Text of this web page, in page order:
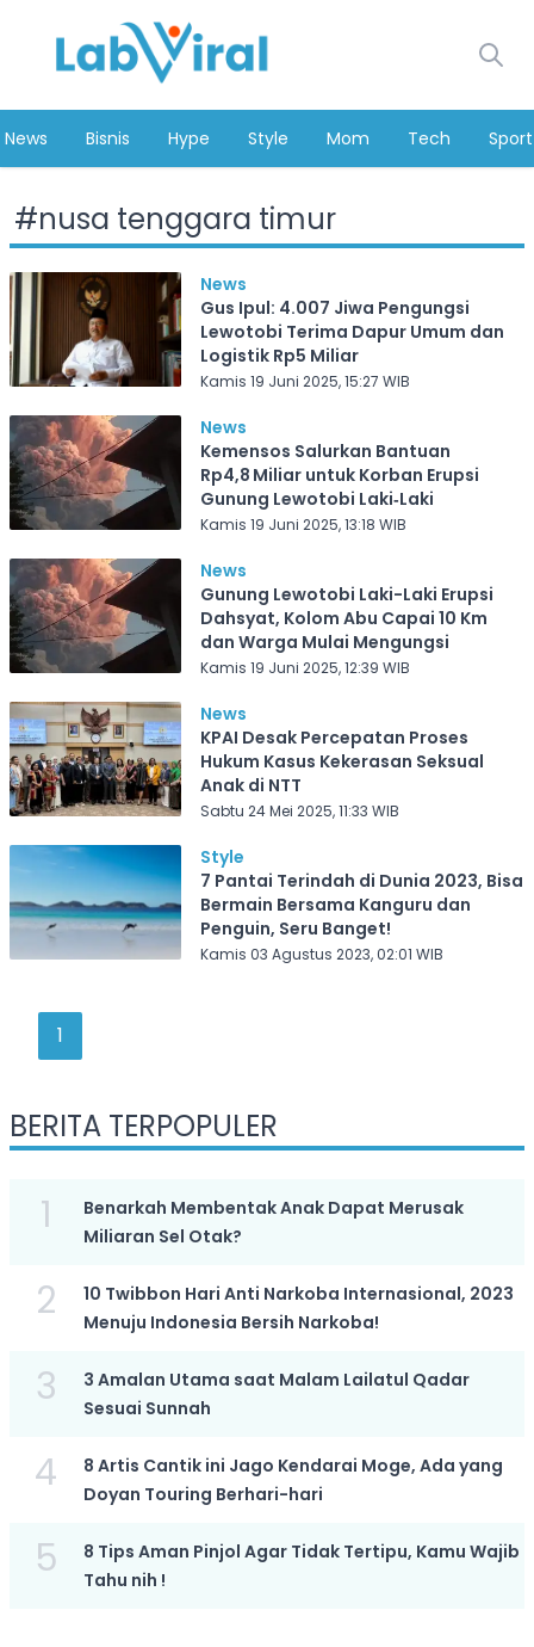
News Bisnis Hype Style Mom Tech Sport
#nusa tenggara timur
News
Gus Ipul: 4.007 Jiwa Pengungsi
Lewotobi Terima Dapur Umum dan
Logistik Rp5 Miliar
Kamis 19 Juni 2025, 15:27 WIB
News
Kemensos Salurkan Bantuan
Rp4,8 Miliar untuk Korban Erupsi
Gunung Lewotobi Laki‑Laki
Kamis 19 Juni 2025, 13:18 WIB
News
Gunung Lewotobi Laki-Laki Erupsi
Dahsyat, Kolom Abu Capai 10 Km
dan Warga Mulai Mengungsi
Kamis 19 Juni 2025, 12:39 WIB
News
KPAI Desak Percepatan Proses
Hukum Kasus Kekerasan Seksual
Anak di NTT
Sabtu 24 Mei 2025, 11:33 WIB
Style
7 Pantai Terindah di Dunia 2023, Bisa
Bermain Bersama Kanguru dan
Penguin, Seru Banget!
Kamis 03 Agustus 2023, 02:01 WIB
1
BERITA TERPOPULER
1
Benarkah Membentak Anak Dapat Merusak
Miliaran Sel Otak?
2
10 Twibbon Hari Anti Narkoba Internasional, 2023
Menuju Indonesia Bersih Narkoba!
3
3 Amalan Utama saat Malam Lailatul Qadar
Sesuai Sunnah
4
8 Artis Cantik ini Jago Kendarai Moge, Ada yang
Doyan Touring Berhari-hari
5
8 Tips Aman Pinjol Agar Tidak Tertipu, Kamu Wajib
Tahu nih !